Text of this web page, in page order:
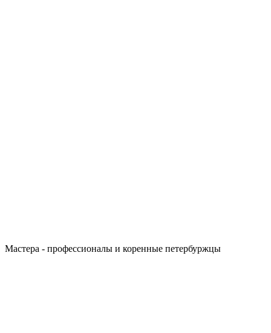
Мастера - профессионалы и коренные петербуржцы